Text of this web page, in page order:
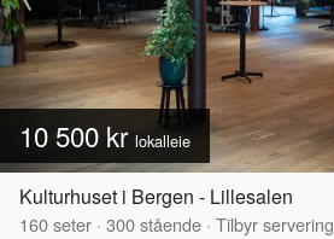
10 500 kr lokalleie
Kulturhuset i Bergen - Lillesalen
160seter · 300stående · Tilbyr servering